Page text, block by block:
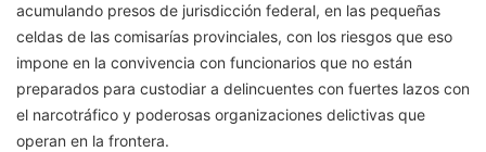
acumulando presos de jurisdicción federal, en las pequeñas
celdas de las comisarías provinciales, con los riesgos que eso
impone en la convivencia con funcionarios que no están
preparados para custodiar a delincuentes con fuertes lazos con
el narcotráfico y poderosas organizaciones delictivas que
operan en la frontera.